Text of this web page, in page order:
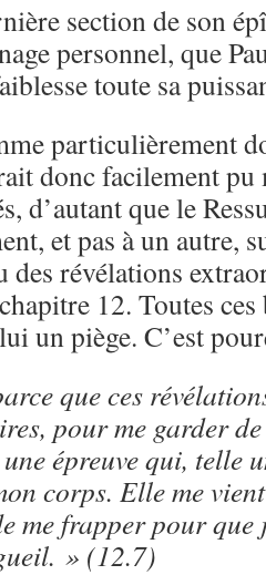
section de son
personnel, que
toute sa
particulièrement
donc facilement pu
d’autant que le
et pas à un autre,
des révélations
12. Toutes
un piège. C’est
que ces
pour me garder
épreuve qui, telle
corps. Elle me
me frapper pour que
» (12.7)